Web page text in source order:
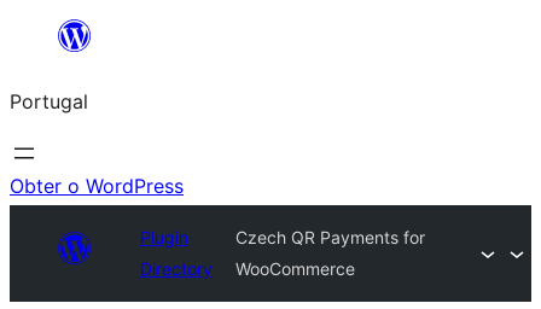
Saltar
o
conteúdo
Portugal
Obter o WordPress
Plugin
Directory
Czech QR Payments for
WooCommerce